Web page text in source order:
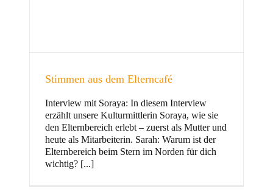
und Familie
Stimmen aus dem Elterncafé
Interview mit Soraya: In diesem Interview
erzählt unsere Kulturmittlerin Soraya, wie sie
den Elternbereich erlebt – zuerst als Mutter und
heute als Mitarbeiterin. Sarah: Warum ist der
Elternbereich beim Stern im Norden für dich
wichtig? [...]